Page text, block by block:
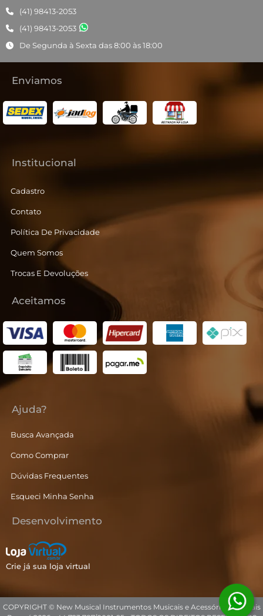
(41) 98413-2053
(41) 98413-2053
De Segunda à Sexta das 8:00 às 18:00
Enviamos
Institucional
Cadastro
Contato
Política De Privacidade
Quem Somos
Trocas E Devoluções
Aceitamos
Ajuda?
Busca Avançada
Como Comprar
Dúvidas Frequentes
Esqueci Minha Senha
Desenvolvimento
Crie já sua loja virtual
COPYRIGHT © New Musical Instrumentos Musicais e Acessórios Musicais